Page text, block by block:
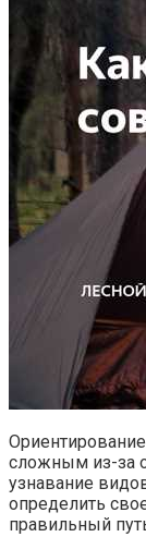
сложным из-за
узнавание
определить
правильный